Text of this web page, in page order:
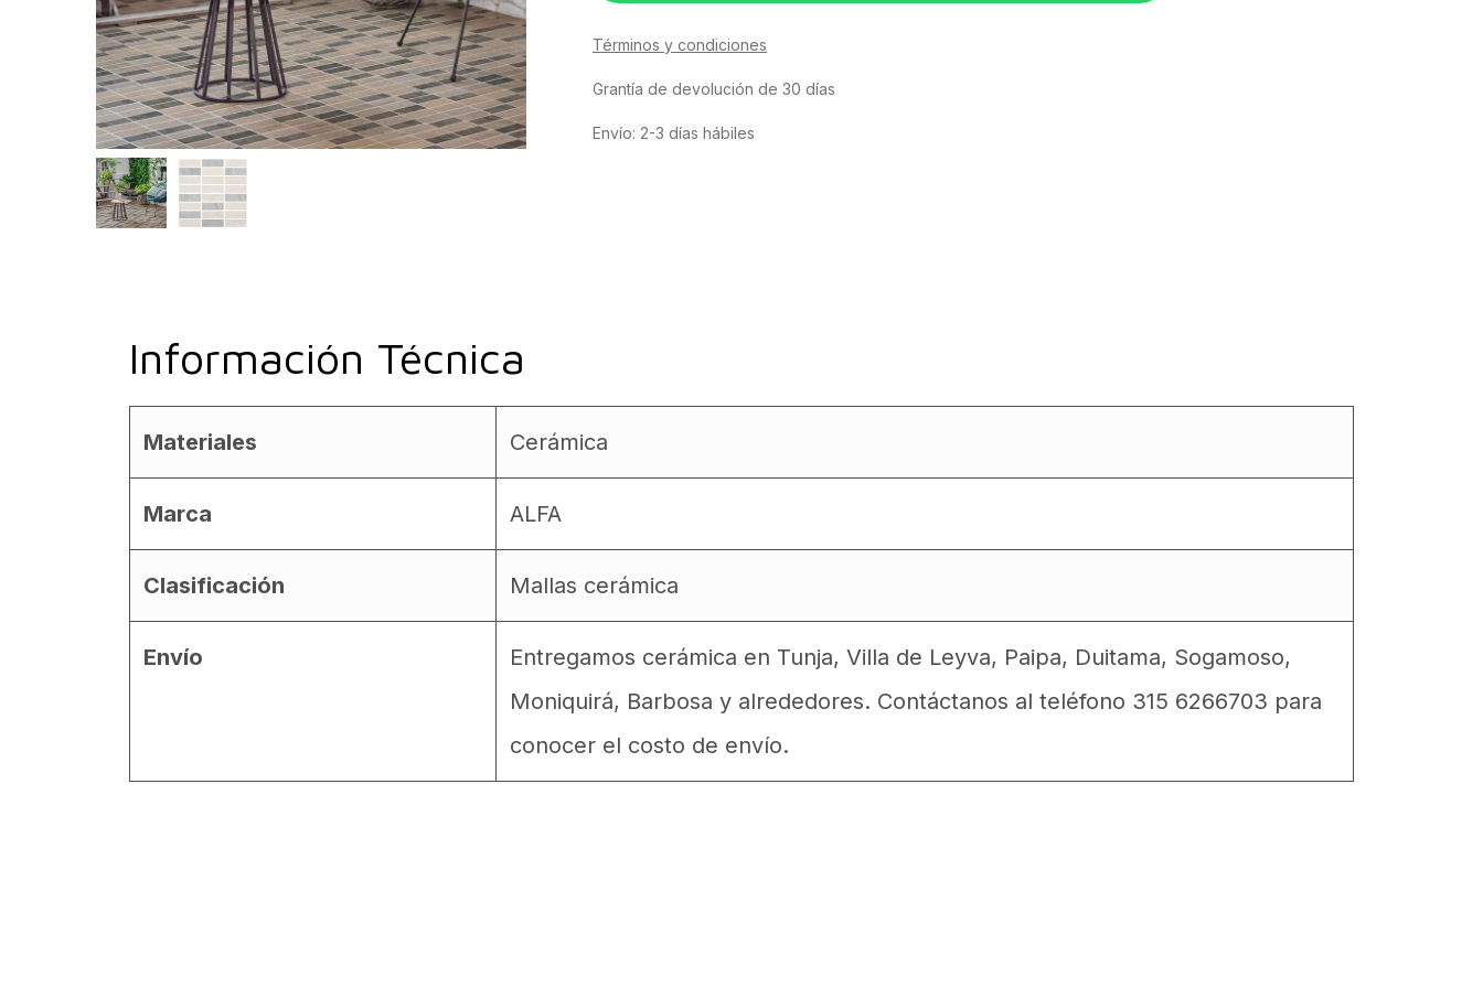
Términos y condiciones
Grantía de devolución de 30 días
Envío: 2-3 días hábiles
Información Técnica
Materiales Cerámica
Marca ALFA
Clasificación Mallas cerámica
Envío
Entregamos cerámica en Tunja, Villa de Leyva, Paipa, Duitama, Sogamoso,
Moniquirá, Barbosa y alrededores. Contáctanos al teléfono 315 6266703 para
conocer el costo de envío.